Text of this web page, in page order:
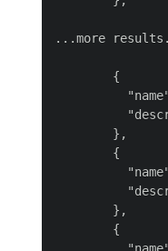
...more
        {
        },
        {
        },
        {